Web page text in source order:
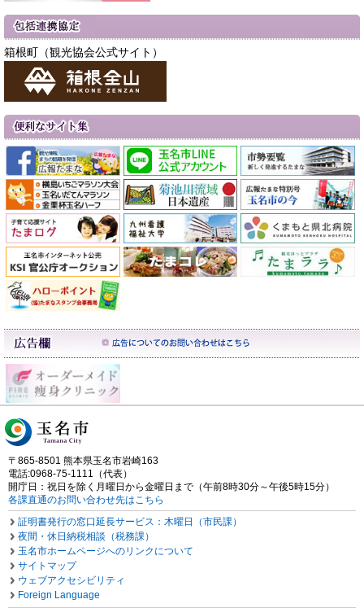
箱根町（観光協会公式サイト）
〒865-8501 熊本県玉名市岩崎163
電話:0968-75-1111（代表）
開庁日：祝日を除く月曜日から金曜日まで（午前8時30分～午後5時15分）
各課直通のお問い合わせ先はこちら
証明書発行の窓口延長サービス：木曜日（市民課）
夜間・休日納税相談（税務課）
玉名市ホームページへのリンクについて
サイトマップ
ウェブアクセシビリティ
Foreign Language